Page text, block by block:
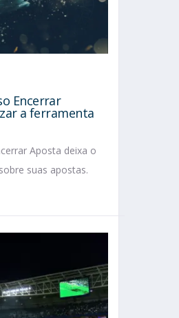
Encerrar
a ferramenta
Aposta deixa o
suas apostas.